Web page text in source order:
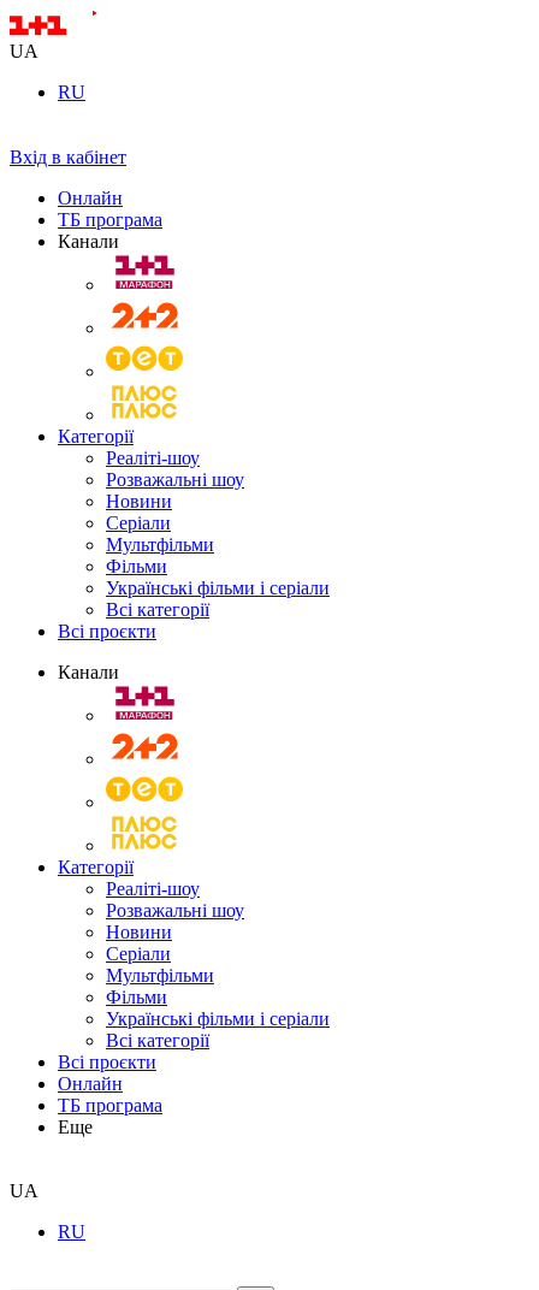
UA
RU
Вхід в кабінет
Онлайн
ТБ програма
Канали
Категорії
Реаліті-шоу
Розважальні шоу
Новини
Серіали
Мультфільми
Фільми
Українські фільми і серіали
Всі категорії
Всі проєкти
Канали
Категорії
Реаліті-шоу
Розважальні шоу
Новини
Серіали
Мультфільми
Фільми
Українські фільми і серіали
Всі категорії
Всі проєкти
Онлайн
ТБ програма
Еще
UA
RU